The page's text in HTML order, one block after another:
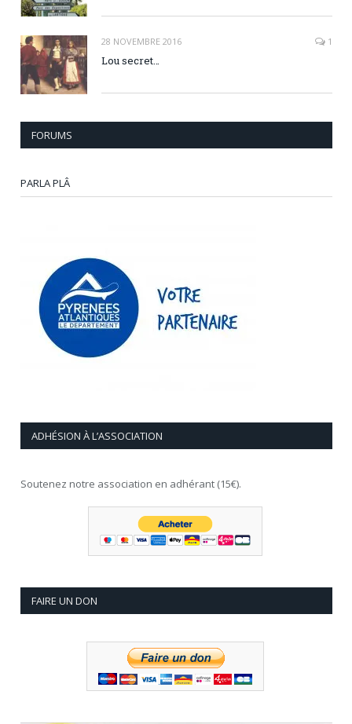
28 NOVEMBRE 2016 1
Lou secret…
FORUMS
PARLA PLÂ
ADHÉSION À L’ASSOCIATION
Soutenez notre association en adhérant (15€).
FAIRE UN DON